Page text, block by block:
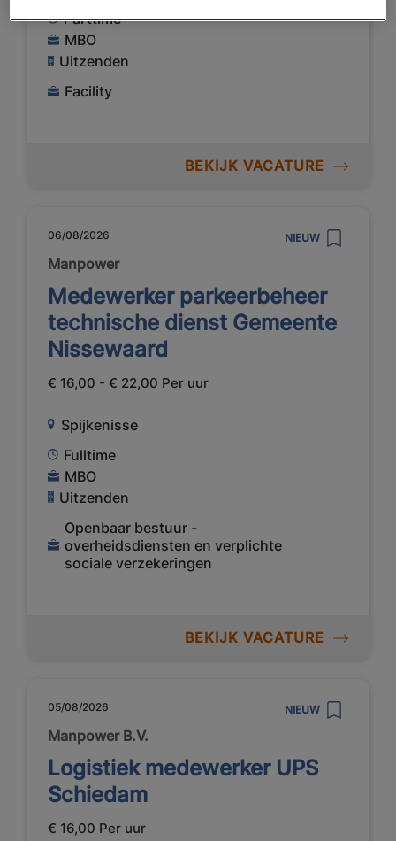
Parttime
MBO
Uitzenden
Facility
BEKIJK VACATURE
06/08/2026 NIEUW
Manpower
Medewerker parkeerbeheer
technische dienst Gemeente
Nissewaard
€ 16,00 - € 22,00 Per uur
Spijkenisse
Fulltime
MBO
Uitzenden
Openbaar bestuur -
overheidsdiensten en verplichte
sociale verzekeringen
BEKIJK VACATURE
05/08/2026 NIEUW
Manpower B.V.
Logistiek medewerker UPS
Schiedam
€ 16,00 Per uur